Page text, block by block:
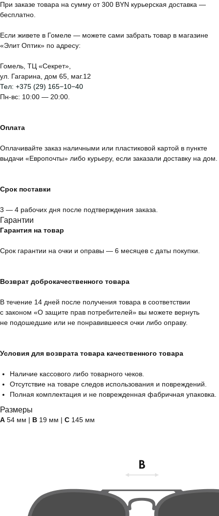
При заказе товара на сумму от 300 BYN курьерская доставка —
бесплатно.
Если живете в Гомеле — можете сами забрать товар в магазине
«Элит Оптик» по адресу:
Гомель, ТЦ «Секрет»,
ул. Гагарина, дом 65, маг.12
Тел: +375 (29) 165−10−40
Пн-вс: 10:00 — 20:00.
Оплата
Оплачивайте заказ наличными или пластиковой картой в пункте
выдачи «Европочты» либо курьеру, если заказали доставку на дом.
Срок поставки
3 — 4 рабочих дня после подтверждения заказа.
Гарантии
Гарантия на товар
Срок гарантии на очки и оправы — 6 месяцев с даты покупки.
Возврат доброкачественного товара
В течение 14 дней после получения товара в соответствии
с законом «О защите прав потребителей» вы можете вернуть
не подошедшие или не понравившееся очки либо оправу.
Условия для возврата товара качественного товара
Наличие кассового либо товарного чеков.
Отсутствие на товаре следов использования и повреждений.
Полная комплектация и не поврежденная фабричная упаковка.
Размеры
А 54 мм | B 19 мм | C 145 мм